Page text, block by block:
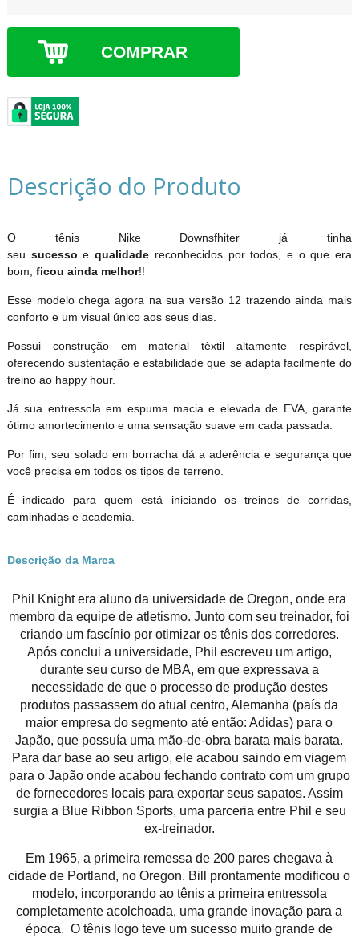
COMPRAR
Descrição do Produto
O tênis Nike Downsfhiter já tinha
seu sucessoequalidade reconhecidos por todos, e o que era
bom, ficou ainda melhor!!
Esse modelo chega agora na sua versão 12 trazendo ainda mais
conforto e um visual único aos seus dias.
Possui construção em material têxtil altamente respirável,
oferecendo sustentação e estabilidade que se adapta facilmente do
treino ao happy hour.
Já sua entressola em espuma macia e elevada de EVA, garante
ótimo amortecimento e uma sensação suave em cada passada.
Por fim, seu solado em borracha dá a aderência e segurança que
você precisa em todos os tipos de terreno.
É indicado para quem está iniciando os treinos de corridas,
caminhadas e academia.
Descrição da Marca
Phil Knight era aluno da universidade de Oregon, onde era
membro da equipe de atletismo. Junto com seu treinador, foi
criando um fascínio por otimizar os tênis dos corredores.
Após conclui a universidade, Phil escreveu um artigo,
durante seu curso de MBA, em que expressava a
necessidade de que o processo de produção destes
produtos passassem do atual centro, Alemanha (país da
maior empresa do segmento até então: Adidas) para o
Japão, que possuía uma mão-de-obra barata mais barata.
Para dar base ao seu artigo, ele acabou saindo em viagem
para o Japão onde acabou fechando contrato com um grupo
de fornecedores locais para exportar seus sapatos. Assim
surgia a Blue Ribbon Sports, uma parceria entre Phil e seu
ex-treinador.
Em 1965, a primeira remessa de 200 pares chegava à
cidade de Portland, no Oregon. Bill prontamente modificou o
modelo, incorporando ao tênis a primeira entressola
completamente acolchoada, uma grande inovação para a
época. O tênis logo teve um sucesso muito grande de